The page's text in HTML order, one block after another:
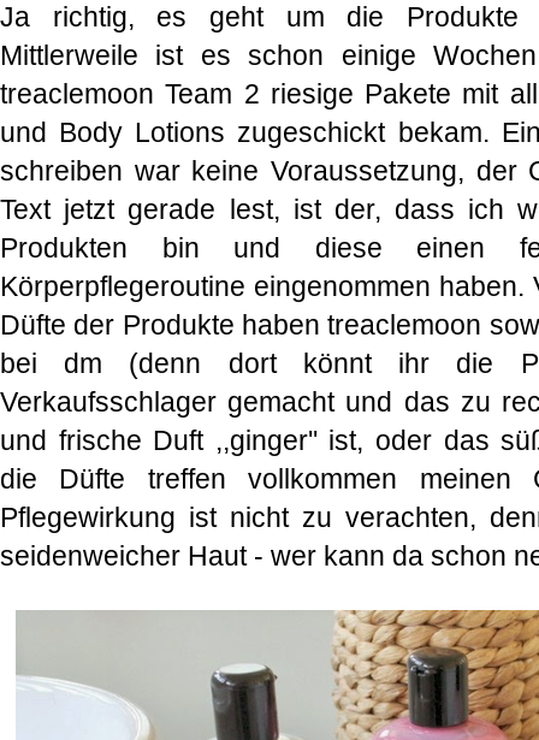
Ja richtig, es geht um die Produkte
Mittlerweile ist es schon einige
treaclemoon Team 2 riesige Pakete mit
und Body Lotions zugeschickt bekam.
schreiben war keine Voraussetzung, der
Text jetzt gerade lest, ist der, dass ich
Produkten bin und diese einen
Körperpflegeroutine eingenommen haben.
Düfte der Produkte haben treaclemoon
bei dm (denn dort könnt ihr die
Verkaufsschlager gemacht und das zu
und frische Duft ,,ginger'' ist, oder das
die Düfte treffen vollkommen meinen
Pflegewirkung ist nicht zu verachten,
seidenweicher Haut - wer kann da schon